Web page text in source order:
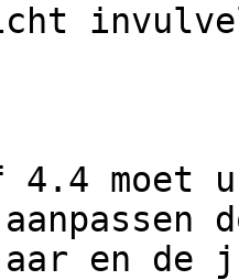
4.4 moet
en de